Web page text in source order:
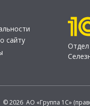
сайту
© 2026 АО «Группа 1С»